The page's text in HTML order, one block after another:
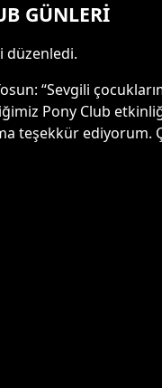
GÜNLERİ
düzenledi.
“Sevgili
Pony Club
teşekkür ediyorum.